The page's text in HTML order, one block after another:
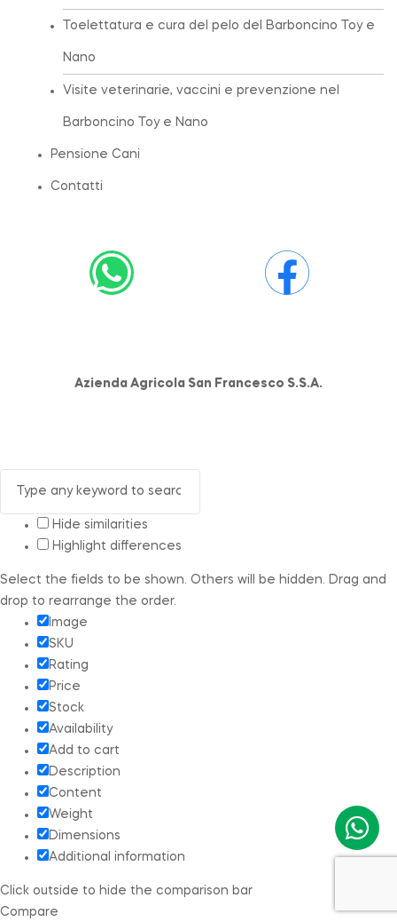
Toelettatura e cura del pelo del Barboncino Toy e
Nano
Visite veterinarie, vaccini e prevenzione nel
Barboncino Toy e Nano
Pensione Cani
Contatti
Azienda Agricola San Francesco S.S.A.
Hide similarities
Highlight differences
Select the fields to be shown. Others will be hidden. Drag and
drop to rearrange the order.
Image
SKU
Rating
Price
Stock
Availability
Add to cart
Description
Content
Weight
Dimensions
Additional information
Click outside to hide the comparison bar
Compare